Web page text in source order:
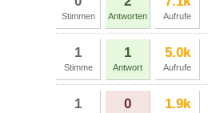
Stimmen Antworten Aufrufe
1
Stimme
1
Antwort
5.0k
Aufrufe
1 0 1.9k